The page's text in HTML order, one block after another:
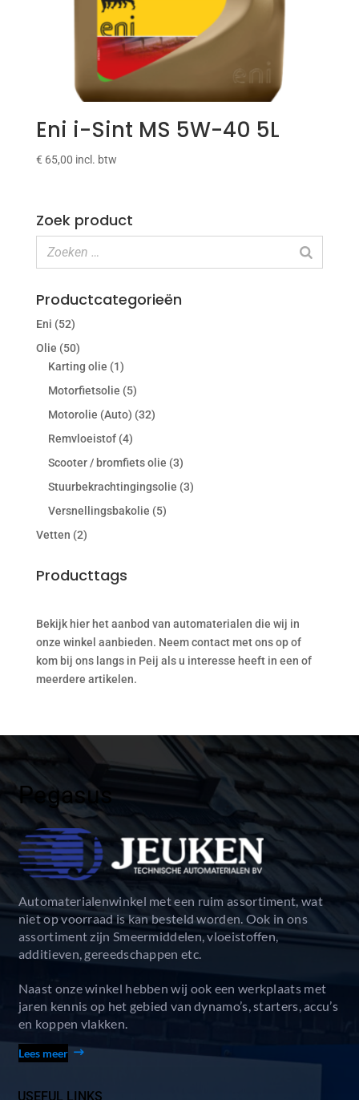
Eni i-Sint MS 5W-40 5L
€ 65,00 incl. btw
Zoek product
Productcategorieën
Eni (52)
Olie (50)
Karting olie (1)
Motorfietsolie (5)
Motorolie (Auto) (32)
Remvloeistof (4)
Scooter / bromfiets olie (3)
Stuurbekrachtingingsolie (3)
Versnellingsbakolie (5)
Vetten (2)
Producttags
Bekijk hier het aanbod van automaterialen die wij in
onze winkel aanbieden. Neem contact met ons op of
kom bij ons langs in Peij als u interesse heeft in een of
meerdere artikelen.
Pegasus
Automaterialenwinkel met een ruim assortiment, wat
niet op voorraad is kan besteld worden. Ook in ons
assortiment zijn Smeermiddelen, vloeistoffen,
additieven, gereedschappen etc.
Naast onze winkel hebben wij ook een werkplaats met
jaren kennis op het gebied van dynamo’s, starters, accu’s
en koppen vlakken.
Lees meer
USEFUL LINKS